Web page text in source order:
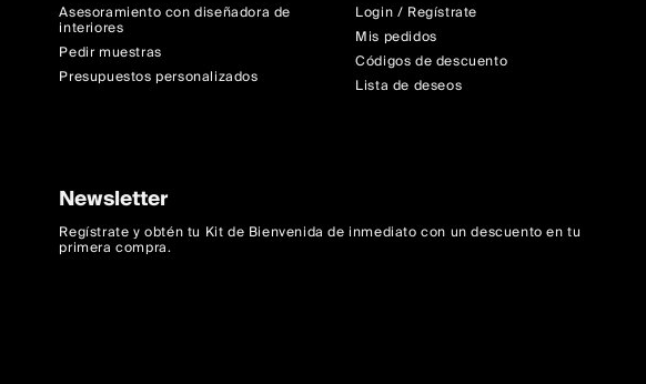
Asesoramiento con diseñadora de
interiores
Pedir muestras
Presupuestos personalizados
Login / Regístrate
Mis pedidos
Códigos de descuento
Lista de deseos
Newsletter
Regístrate y obtén tu Kit de Bienvenida de inmediato con un descuento en tu
primera compra.